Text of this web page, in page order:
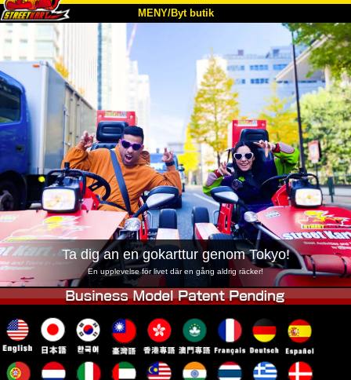
MENY/Byt butik
Om oss Specifikationer Pris
Hitta hit FAQ
Företag Boka
Byt butik
Tokyo Shinagawa Tokyo Akihabara#1
Tokyo Akihabara#2 Tokyo Shibuya
Tokyo Shibuya Annex Tokyo Bay
Tokyo Asakusa Osaka
Okinawa
Ta dig an en gokarttur genom Tokyo!
En upplevelse för livet där en gång aldrig räcker!